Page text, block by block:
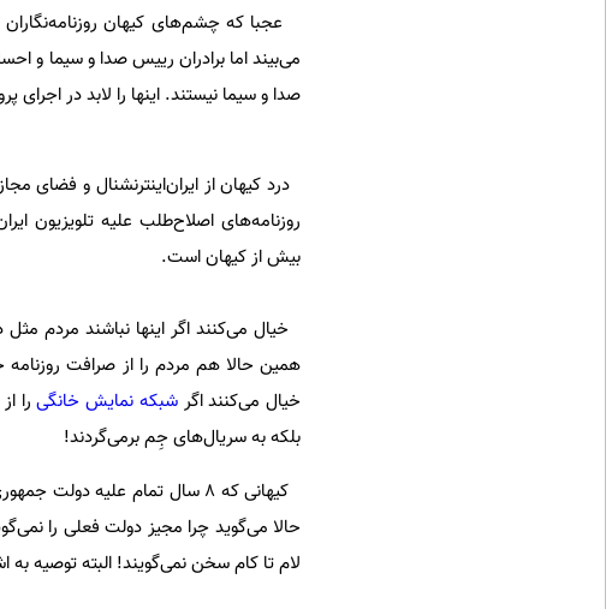
عجبا که چشم‌های کیهان روزنامه‌نگاران
می‌بیند اما برادران رییس صدا و سیما و
صدا و سیما نیستند. اینها را لابد در
درد کیهان از ایران‌اینترنشنال و
روزنامه‌های اصلاح‌طلب علیه تلویزیون
بیش از کیهان است.
همین حالا هم مردم را از صرافت روزنامه
خیال می‌کنند اگر شبکه نمایش خانگیرا
بلکه به سریال‌های جِم برمی‌گردند!
کیهانی که 8 سال تمام علیه
حالا می‌گوید چرا مجیز دولت فعلی را
لام تا کام سخن نمی‌گویند! البته توصیه